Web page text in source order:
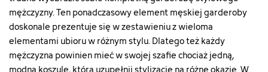
string(6)
"czarny"
["id_attribute"]=>
string(1)
"5"
["qty"]=>
mężczyzny. Ten ponadczasowy element męskiej garderoby
doskonale prezentuje się w zestawieniu z wieloma
elementami ubioru w różnym stylu. Dlatego też każdy
mężczyzna powinien mieć w swojej szafie chociaż jedną,
modną koszulę, która uzupełnij stylizacje na różne okazje. W